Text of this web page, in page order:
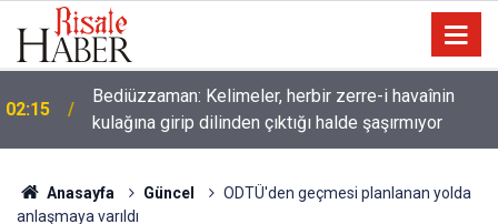
02:15
Bediüzzaman: Kelimeler, herbir zerre-i havaînin
kulağına girip dilinden çıktığı halde şaşırmıyor
01:45
Müslümanlardan dilinizi çekin, onlardan biri
öldüğünde de
Anasayfa Güncel
ODTÜ'den geçmesi planlanan yolda
anlaşmaya varıldı